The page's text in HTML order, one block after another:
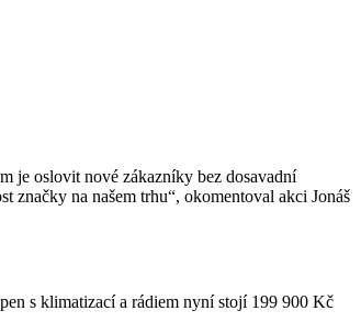
je oslovit nové zákazníky bez dosavadní
značky na našem trhu“, okomentoval akci Jonáš
s klimatizací a rádiem nyní stojí 199 900 Kč